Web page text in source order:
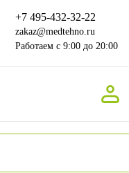
+7 495-432-32-22
zakaz@medtehno.ru
Работаем с 9:00 до 20:00